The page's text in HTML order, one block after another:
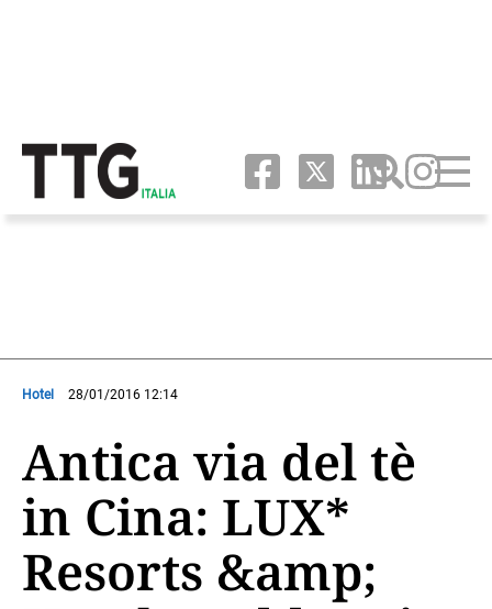
Hotel 28/01/2016 12:14
Antica via del tè
in Cina: LUX*
Resorts &amp;